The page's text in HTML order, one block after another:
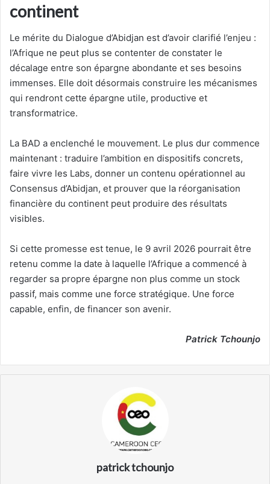
continent
Le mérite du Dialogue d’Abidjan est d’avoir clarifié l’enjeu :
l’Afrique ne peut plus se contenter de constater le
décalage entre son épargne abondante et ses besoins
immenses. Elle doit désormais construire les mécanismes
qui rendront cette épargne utile, productive et
transformatrice.
La BAD a enclenché le mouvement. Le plus dur commence
maintenant : traduire l’ambition en dispositifs concrets,
faire vivre les Labs, donner un contenu opérationnel au
Consensus d’Abidjan, et prouver que la réorganisation
financière du continent peut produire des résultats
visibles.
Si cette promesse est tenue, le 9 avril 2026 pourrait être
retenu comme la date à laquelle l’Afrique a commencé à
regarder sa propre épargne non plus comme un stock
passif, mais comme une force stratégique. Une force
capable, enfin, de financer son avenir.
Patrick Tchounjo
patrick tchounjo